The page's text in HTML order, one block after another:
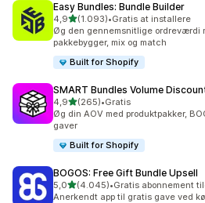
Easy Bundles: Bundle Builder
4,9ud af 5 stjerner
(1.093)
1093 anmeldelser i alt
•Gratis at installere
Øg den gennemsnitlige ordreværdi
pakkebygger, mix og match
Built for Shopify
SMART Bundles Volume
4,9ud af 5 stjerner
(265)
265 anmeldelser i alt
•Gratis
Øg din AOV med produktpakker,
gaver
Built for Shopify
BOGOS: Free Gift Bundle Upsell
5,0ud af 5 stjerner
(4.045)
4045 anmeldelser i alt
•Gratis abonnement
Anerkendt app til gratis gave ved